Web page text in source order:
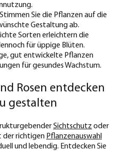
Stimmen Sie die Pflanzen auf die
Gestaltung ab.
Sorten erleichtern die
für üppige Blüten.
gut entwickelte Pflanzen
für gesundes Wachstum.
Rosen entdecken
gestalten
Sichtschutz oder
der richtigen Pflanzenauswahl
und lebendig. Entdecken Sie